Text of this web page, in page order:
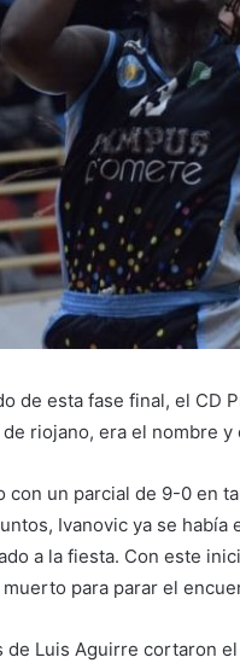
de esta fase final, el CD
riojano, era el nombre
con un parcial de 9-0 en
Ivanovic ya se
a la fiesta. Con este
para parar el
Luis Aguirre cortaron